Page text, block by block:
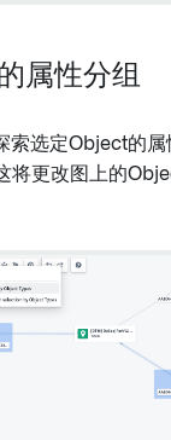
属性分组
索选定Object的属
将更改图上的